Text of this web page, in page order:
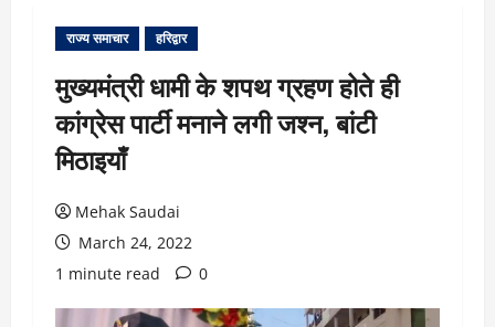
राज्य समाचार हरिद्वार
मुख्यमंत्री धामी के शपथ ग्रहण होते ही
कांग्रेस पार्टी मनाने लगी जश्न, बांटी
मिठाइयाँ
Mehak Saudai
March 24, 2022
1 minute read
0